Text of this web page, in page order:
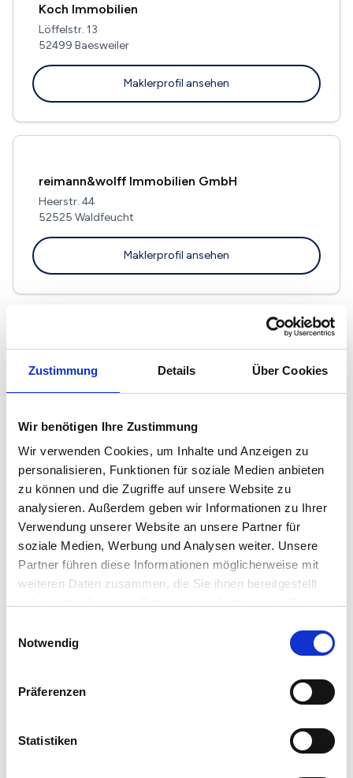
Zustimmung Details Über Cookies
Wir benötigen Ihre Zustimmung
Wir verwenden Cookies, um Inhalte und Anzeigen zu
personalisieren, Funktionen für soziale Medien anbieten
zu können und die Zugriffe auf unsere Website zu
analysieren. Außerdem geben wir Informationen zu Ihrer
Verwendung unserer Website an unsere Partner für
soziale Medien, Werbung und Analysen weiter. Unsere
Partner führen diese Informationen möglicherweise mit
weiteren Daten zusammen, die Sie ihnen bereitgestellt
Notwendig
Präferenzen
Statistiken
Koch Immobilien
Löffelstr. 13
52499 Baesweiler
Maklerprofil ansehen
reimann&wolff Immobilien GmbH
Heerstr. 44
52525 Waldfeucht
Maklerprofil ansehen
Dr. Dohmen Immobilien GmbH
In der Gracht 1
52525 Heinsberg
Maklerprofil ansehen
Thönnissen - Immobilien
Lindenstr. 262
52525 Heinsberg
Immobillien Kara
52477 Alsdorf